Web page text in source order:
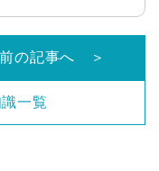
一覧
前の記事へ ＞